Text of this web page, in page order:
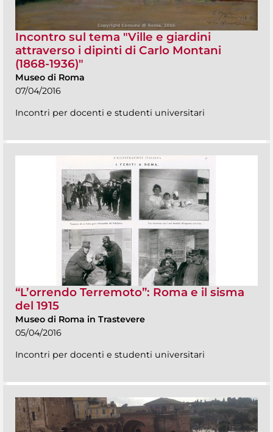
Incontro sul tema "Ville e giardini
attraverso i dipinti di Carlo Montani
(1868-1936)"
Museo di Roma
07/04/2016
Incontri per docenti e studenti universitari
“L’orrendo Terremoto”: Roma e il sisma
del 1915
Museo di Roma in Trastevere
05/04/2016
Incontri per docenti e studenti universitari